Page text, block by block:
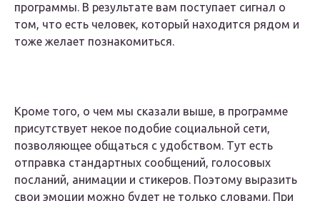
программы. В результате вам поступает сигнал о
том, что есть человек, который находится рядом и
тоже желает познакомиться.
Кроме того, о чем мы сказали выше, в программе
присутствует некое подобие социальной сети,
позволяющее общаться с удобством. Тут есть
отправка стандартных сообщений, голосовых
посланий, анимации и стикеров. Поэтому выразить
свои эмоции можно будет не только словами. При